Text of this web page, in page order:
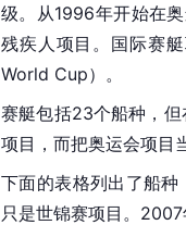
级。从1996年开始在
残疾人项目。国际赛
World Cup）。
赛艇包括23个船种，但
项目，而把奥运会项目
下面的表格列出了船种
只是世锦赛项目。